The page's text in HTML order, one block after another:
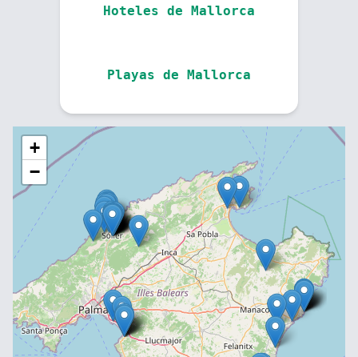
Hoteles de Mallorca
Playas de Mallorca
+
−